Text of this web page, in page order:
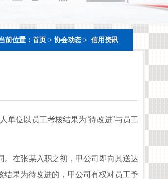
前位置： 首页 > 协会动态 > 信用资讯
单位以员工考核结果为“待改进”与员工
在张某入职之初，甲公司即向其送达
果为待改进的，甲公司有权对员工予